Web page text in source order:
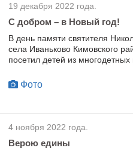
19 декабря 2022 года.
С добром – в Новый год!
В день памяти святителя
села Иваньково Кимовского
посетил детей из
Фото
4 ноября 2022 года.
Верою едины